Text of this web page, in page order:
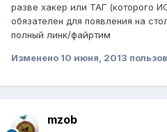
разве хакер или ТАГ (которого
обязателен для появления на
полный линк/файртим
Изменено 10 июня, 2013
mzob